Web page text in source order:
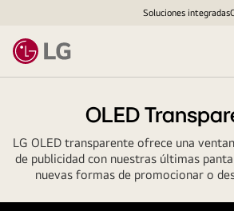
Soluciones integradas
OLED
LG OLED transparente ofrece una
de publicidad con nuestras últimas
nuevas formas de promocionar o